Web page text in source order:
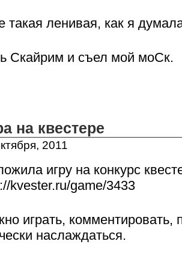
такая ленивая, как я
Скайрим и съел мой моСк.
на квестере
2011
игру на конкурс
kvester.ru/game/3433
играть, комментировать,
наслаждаться.